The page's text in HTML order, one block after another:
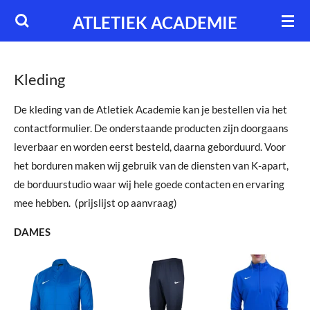
Ga
hoofdinhoud
ATLETIEK ACADEMIE
Kleding
De kleding van de Atletiek Academie kan je bestellen via het
contactformulier. De onderstaande producten zijn doorgaans
leverbaar en worden eerst besteld, daarna geborduurd. Voor
het borduren maken wij gebruik van de diensten van K-apart,
de borduurstudio waar wij hele goede contacten en ervaring
mee hebben. (prijslijst op aanvraag)
DAMES